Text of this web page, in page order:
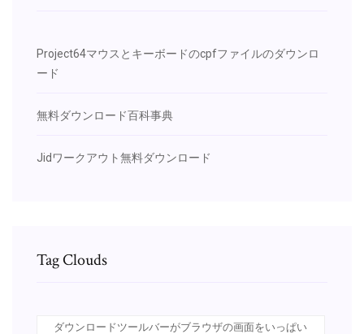
Project64マウスとキーボードのcpfファイルのダウンロ
ード
無料ダウンロード百科事典
Jidワークアウト無料ダウンロード
Tag Clouds
ダウンロードツールバーがブラウザの画面をいっぱい